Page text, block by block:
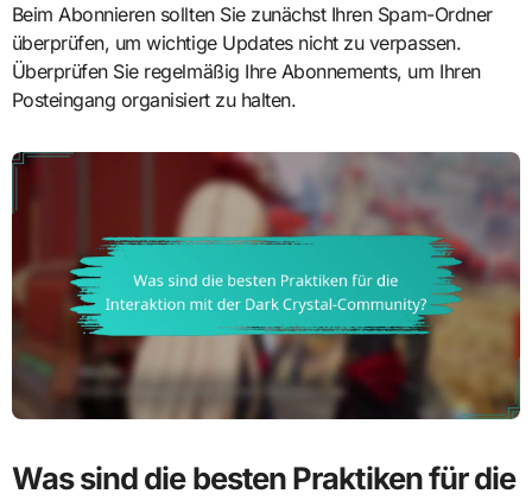
Beim Abonnieren sollten Sie zunächst Ihren Spam-Ordner
überprüfen, um wichtige Updates nicht zu verpassen.
Überprüfen Sie regelmäßig Ihre Abonnements, um Ihren
Posteingang organisiert zu halten.
Was sind die besten Praktiken für die